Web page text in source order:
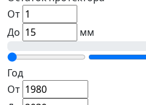
От
До
мм
Год
От